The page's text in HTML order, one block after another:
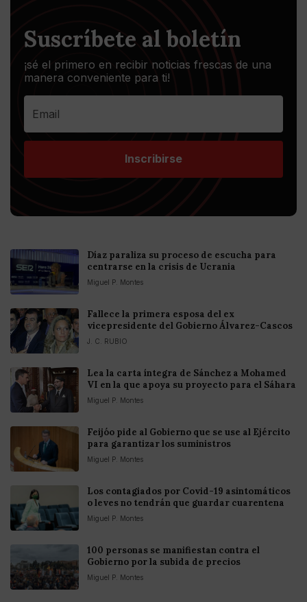
Suscríbete al boletín
¡sé el primero en recibir noticias frescas de una
manera conveniente para ti!
Inscribirse
Díaz paraliza su proceso de escucha para
centrarse en la crisis de Ucrania
Miguel P. Montes
Fallece la primera esposa del ex
vicepresidente del Gobierno Álvarez-Cascos
J. C. RUBIO
Lea la carta íntegra de Sánchez a Mohamed
VI en la que apoya su proyecto para el Sáhara
Miguel P. Montes
Feijóo pide al Gobierno que se use al Ejército
para garantizar los suministros
Miguel P. Montes
Los contagiados por Covid-19 asintomáticos
o leves no tendrán que guardar cuarentena
Miguel P. Montes
100 personas se manifiestan contra el
Gobierno por la subida de precios
Miguel P. Montes